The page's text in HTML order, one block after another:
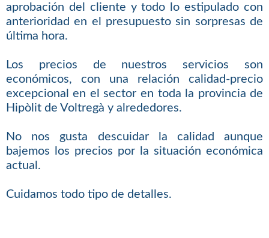
aprobación del cliente y todo lo estipulado con
anterioridad en el presupuesto sin sorpresas de
última hora.
Los precios de nuestros servicios son
económicos, con una relación calidad-precio
excepcional en el sector en toda la provincia de
Hipòlit de Voltregà y alrededores.
No nos gusta descuidar la calidad aunque
bajemos los precios por la situación económica
actual.
Cuidamos todo tipo de detalles.